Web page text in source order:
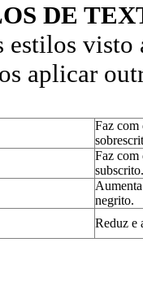
DE
estilos
aplicar
Faz com
Faz com
subscrito.
negrito.
Reduz e